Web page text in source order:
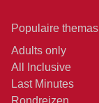
Populaire themas
Adults only
All Inclusive
Last Minutes
Rondreizen